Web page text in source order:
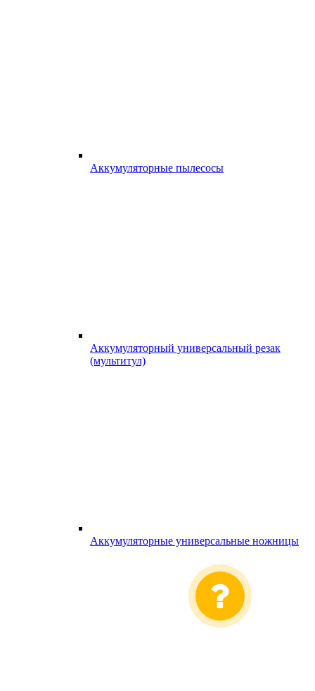
Аккумуляторные пылесосы
Аккумуляторный универсальный резак
(мультитул)
Аккумуляторные универсальные ножницы